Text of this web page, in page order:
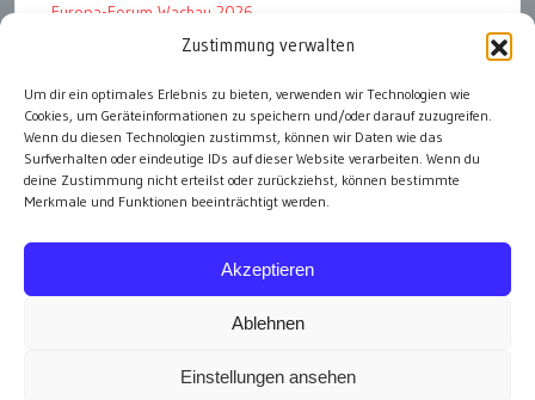
Zustimmung verwalten
Um dir ein optimales Erlebnis zu bieten, verwenden wir Technologien wie
Cookies, um Geräteinformationen zu speichern und/oder darauf zuzugreifen.
Wenn du diesen Technologien zustimmst, können wir Daten wie das
Surfverhalten oder eindeutige IDs auf dieser Website verarbeiten. Wenn du
deine Zustimmung nicht erteilst oder zurückziehst, können bestimmte
Merkmale und Funktionen beeinträchtigt werden.
Akzeptieren
Ablehnen
Einstellungen ansehen
Europa-Forum Wachau 2026
Amnesty Report 2025/26
Attac kritisiert neues EU-Rüstungspaket
Ungarn ist demokratischer als Österreich
alle Artikel
Impressum